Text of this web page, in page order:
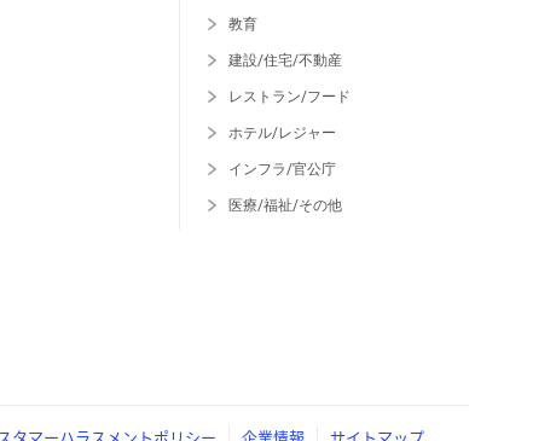
教育
建設/住宅/不動産
レストラン/フード
ホテル/レジャー
インフラ/官公庁
医療/福祉/その他